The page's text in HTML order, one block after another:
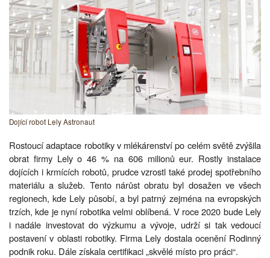
Dojící robot Lely Astronaut
Rostoucí adaptace robotiky v mlékárenství po celém světě zvýšila
obrat firmy Lely o 46 % na 606 milionů eur. Rostly instalace
dojících i krmících robotů, prudce vzrostl také prodej spotřebního
materiálu a služeb. Tento nárůst obratu byl dosažen ve všech
regionech, kde Lely působí, a byl patrný zejména na evropských
trzích, kde je nyní robotika velmi oblíbená. V roce 2020 bude Lely
i nadále investovat do výzkumu a vývoje, udrží si tak vedoucí
postavení v oblasti robotiky. Firma Lely dostala ocenění Rodinný
podnik roku. Dále získala certifikaci „skvělé místo pro práci“.